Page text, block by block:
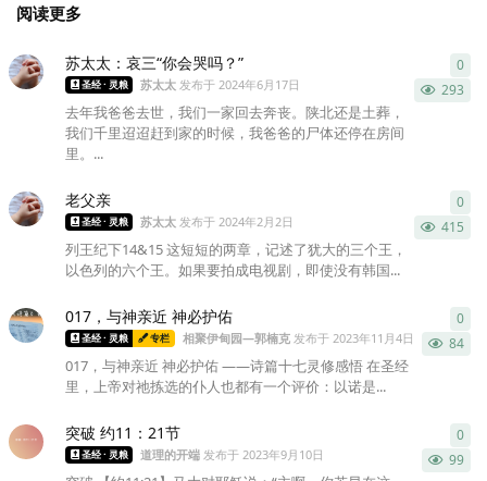
阅读更多
苏太太：哀三“你会哭吗？”
圣经 · 灵粮 苏太太 发布于2024年6月17日 293
去年我爸爸去世，我们一家回去奔丧。陕北还是土葬，
我们千里迢迢赶到家的时候，我爸爸的尸体还停在房间
里。...
0
老父亲
圣经 · 灵粮 苏太太 发布于2024年2月2日 415
列王纪下14&15 这短短的两章，记述了犹大的三个王，
以色列的六个王。如果要拍成电视剧，即使没有韩国...
0
017，与神亲近 神必护佑
圣经 · 灵粮 专栏 相聚伊甸园—郭楠克发布于 2023年11月4日 84
017，与神亲近 神必护佑 ——诗篇十七灵修感悟 在圣经
里，上帝对祂拣选的仆人也都有一个评价：以诺是...
0
突破 约11：21节
圣经 · 灵粮 道理的开端 发布于2023年9月10日 99
0